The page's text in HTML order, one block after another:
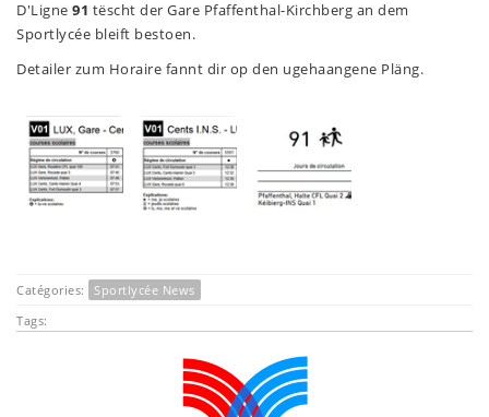
D'Ligne 91 tëscht der Gare Pfaffenthal-Kirchberg an dem
Sportlycée bleift bestoen.
Detailer zum Horaire fannt dir op den ugehaangene Pläng.
Catégories:
Sportlycée News
Tags: